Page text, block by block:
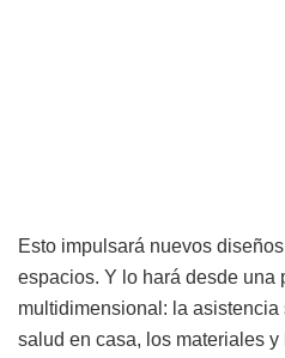
Esto impulsará nuevos
espacios. Y lo hará desde una
multidimensional: la
salud en casa, los materiales